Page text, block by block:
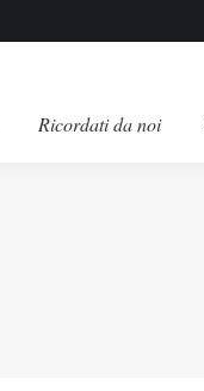
Ricordati da noi